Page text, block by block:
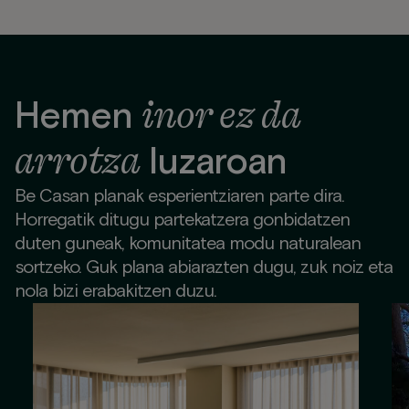
Hemen inor ez da
arrotzaluzaroan
Be Casan planak esperientziaren parte dira.
Horregatik ditugu partekatzera gonbidatzen
duten guneak, komunitatea modu naturalean
sortzeko. Guk plana abiarazten dugu, zuk noiz eta
nola bizi erabakitzen duzu.